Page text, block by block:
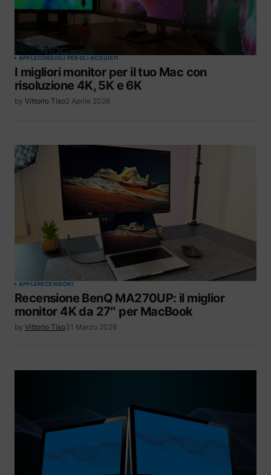
APPLECONSIGLI PER GLI ACQUISTI
I migliori monitor per il tuo Mac con
risoluzione 4K, 5K e 6K
by Vittorio Tiso2 Aprile 2026
APPLERECENSIONI
Recensione BenQ MA270UP: il miglior
monitor 4K da 27″ per MacBook
by Vittorio Tiso31 Marzo 2026